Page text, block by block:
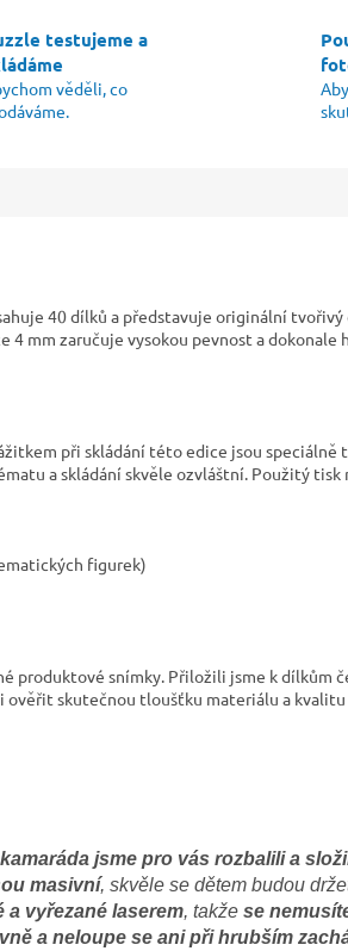
testujeme a
věděli, co
40 dílků a představuje originální tvořivý
mm zaručuje vysokou pevnost a dokonale
při skládání této edice jsou speciálně
a skládání skvěle ozvláštní. Použitý tisk
figurek)
produktové snímky. Přiložili jsme k dílkům
skutečnou tloušťku materiálu a
jsme pro vás rozbalili a
masivní, skvěle se dětem budou
a vyřezané laserem, takže se
a neloupe se ani při hrubším